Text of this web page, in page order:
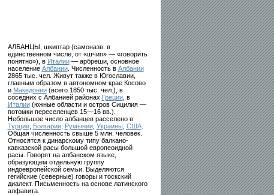
АЛБАНЦЫ, шкиптар (самоназв. в
единственном числе, от «шчип» — «говорить
понятно»), в Италии— арбреши, основное
население Албании. Численность в Албании
2865 тыс. чел. Живут также в Югославии,
главным образом в автономном крае Косово
и Македонии(всего 1850 тыс. чел.), в
соседних с Албанией районах Греции, в
Италии(южные области и остров Сицилия —
потомки переселенцев 15—16 вв.).
Небольшое число албанцев расселено в
Турции, Болгарии, Румынии, Украины, США.
Общая численность свыше 5 млн. человек.
Относятся к динарскому типу балкано-
кавказской расы большой европеоидной
расы. Говорят на албанском языке,
образующем отдельную группу
индоевропейской семьи. Выделяются
гегийские (северные) говоры и тоскский
диалект. Письменность на основе латинского
алфавита.